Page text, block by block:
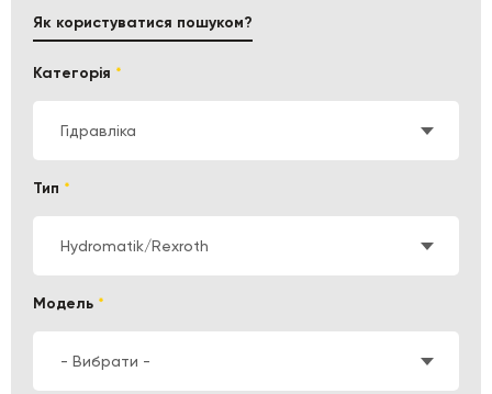
Категорія *
Гідравліка
Тип *
Hydromatik/Rexroth
Модель *
- Вибрати -
Як користуватися пошуком?